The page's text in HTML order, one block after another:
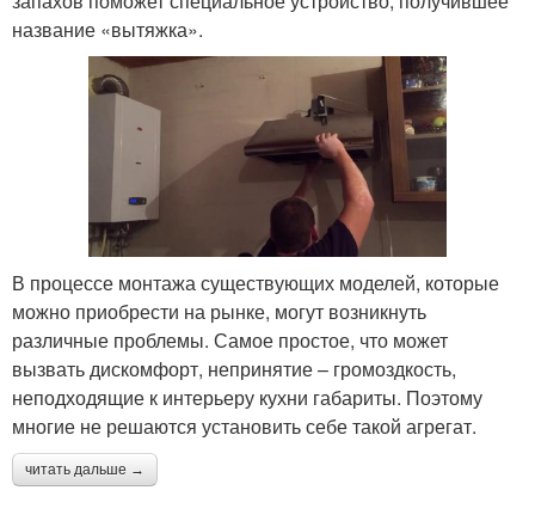
название «вытяжка».
В процессе монтажа существующих моделей, которые
можно приобрести на рынке, могут возникнуть
различные проблемы. Самое простое, что может
вызвать дискомфорт, непринятие – громоздкость,
неподходящие к интерьеру кухни габариты. Поэтому
многие не решаются установить себе такой агрегат.
читать дальше →